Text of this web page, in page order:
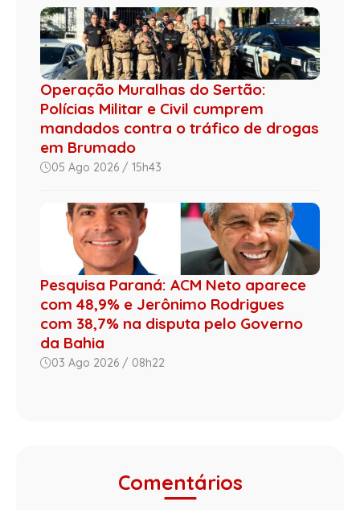
Operação Muralhas do Sertão:
Polícias Militar e Civil cumprem
mandados contra o tráfico de drogas
em Brumado
05 Ago 2026 / 15h43
Pesquisa Paraná: ACM Neto aparece
com 48,9% e Jerônimo Rodrigues
com 38,7% na disputa pelo Governo
da Bahia
03 Ago 2026 / 08h22
Comentários